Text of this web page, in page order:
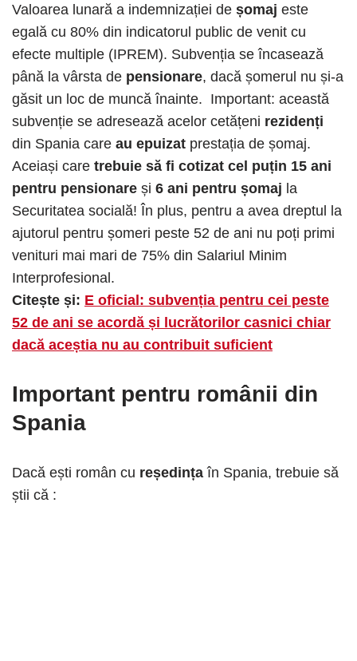
Valoarea lunară a indemnizației de șomaj este
egală cu 80% din indicatorul public de venit cu
efecte multiple (IPREM). Subvenția se încasează
până la vârsta de pensionare, dacă șomerul nu și-a
găsit un loc de muncă înainte. Important: această
subvenție se adresează acelor cetățeni rezidenți
din Spania care au epuizat prestația de șomaj.
Aceiași care trebuie să fi cotizat cel puțin 15 ani
pentru pensionare și 6 ani pentru șomaj la
Securitatea socială! În plus, pentru a avea dreptul la
ajutorul pentru șomeri peste 52 de ani nu poți primi
venituri mai mari de 75% din Salariul Minim
Interprofesional.
Citește și: E oficial: subvenția pentru cei peste
52 de ani se acordă și lucrătorilor casnici chiar
dacă aceștia nu au contribuit suficient
Important pentru românii din
Spania
Dacă ești român cu reședința în Spania, trebuie să
știi că :